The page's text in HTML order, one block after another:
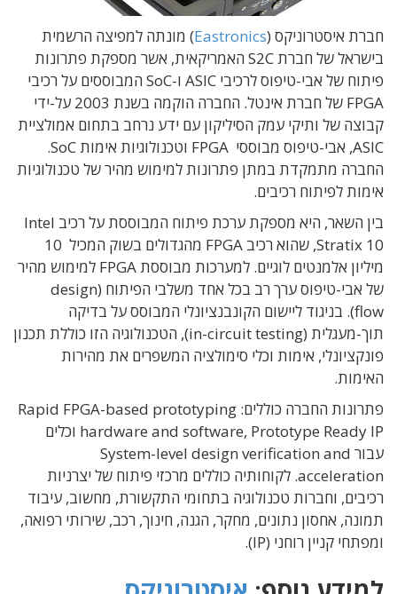
חברת איסטרוניקס (Eastronics) מונתה למפיצה הרשמית
בישראל של חברת S2C האמריקאית, אשר מספקת פתרונות
פיתוח של אבי-טיפוס לרכיבי ASIC ו-SoC המבוססים על רכיבי
FPGA של חברת אינטל. החברה הוקמה בשנת 2003 על-ידי
קבוצה של ותיקי עמק הסיליקון עם ידע נרחב בתחום אמולציית
ASIC, אבי-טיפוס מבוססי FPGA וטכנולוגיות אימות SoC.
החברה מתמקדת במתן פתרונות למימוש מהיר של טכנולוגיות
אימות לפיתוח רכיבים.
בין השאר, היא מספקת ערכת פיתוח המבוססת על רכיב Intel
Stratix 10, שהוא רכיב FPGA מהגדולים בשוק המכיל 10
מיליון אלמנטים לוגיים. למערכות מבוססת FPGA למימוש מהיר
של אבי-טיפוס ערך רב בכל אחד משלבי הפיתוח (design
flow). בניגוד ליישום הקונבנציונלי המבוסס על בדיקה
תוך-מעגלית (in-circuit testing), הטכנולוגיה הזו כוללת תכנון
פונקציונלי, אימות וכלי סימולציה המשפרים את מהירות
האימות.
פתרונות החברה כוללים: Rapid FPGA-based prototyping
hardware and software, Prototype Ready IP וכלים
עבור System-level design verification and
acceleration. לקוחותיה כוללים מרכזי פיתוח של יצרניות
רכיבים, וחברות טכנולוגיה בתחומי התקשורת, מחשוב, עיבוד
תמונה, אחסון נתונים, מחקר, הגנה, חינוך, רכב, שירותי רפואה,
ומפתחי קניין רוחני (IP).